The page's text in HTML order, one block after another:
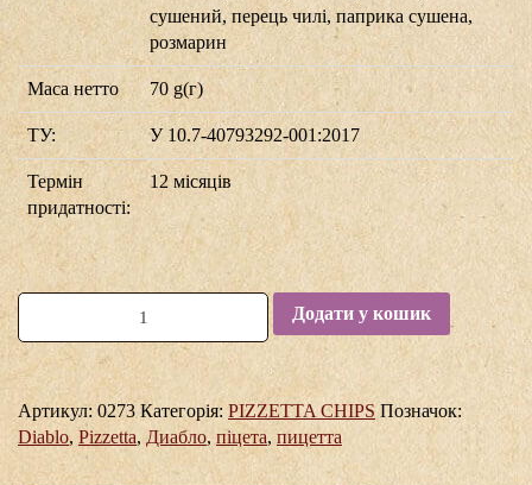
сушений, перець чилі, паприка сушена,
розмарин
Маса нетто 70 g(г)
ТУ: У 10.7-40793292-001:2017
Термін
придатності:
12 місяців
Додати у кошик
Артикул: 0273 Категорія: PIZZETTA CHIPS Позначок:
Diablo, Pizzetta, Диабло, піцета, пицетта